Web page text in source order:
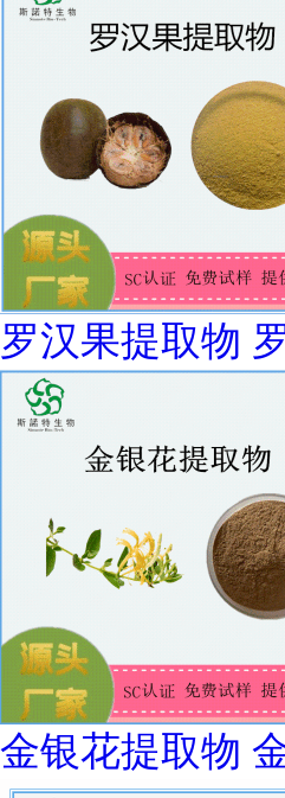
罗汉果提取物
金银花提取物